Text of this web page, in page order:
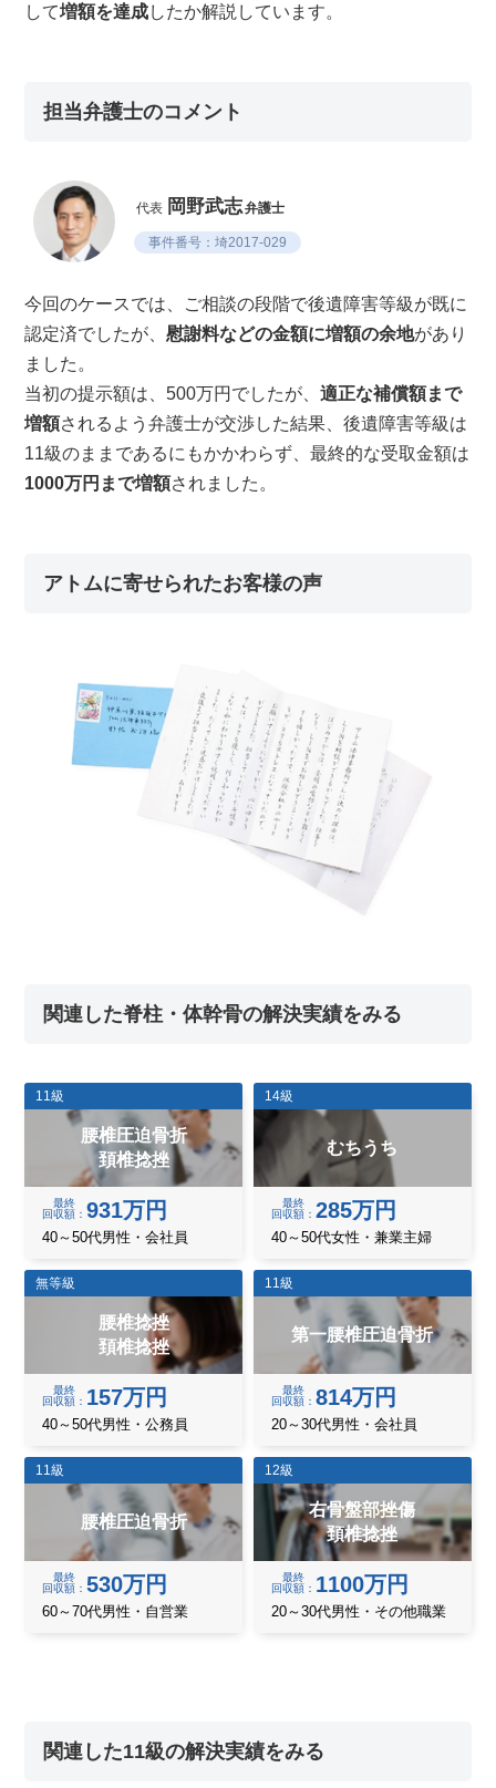
して増額を達成したか解説しています。
担当弁護士のコメント
代表 岡野武志弁護士
事件番号：埼2017-029
今回のケースでは、ご相談の段階で後遺障害等級が既に
認定済でしたが、慰謝料などの金額に増額の余地があり
ました。
当初の提示額は、500万円でしたが、適正な補償額まで
増額されるよう弁護士が交渉した結果、後遺障害等級は
11級のままであるにもかかわらず、最終的な受取金額は
1000万円まで増額されました。
アトムに寄せられたお客様の声
関連した脊柱・体幹骨の解決実績をみる
11級
腰椎圧迫骨折
頚椎捻挫
最終
回収額
931万円
40～50代男性・会社員
14級
むちうち
最終
回収額
285万円
40～50代女性・兼業主婦
無等級
腰椎捻挫
頚椎捻挫
最終
回収額
157万円
40～50代男性・公務員
11級
第一腰椎圧迫骨折
最終
回収額
814万円
20～30代男性・会社員
11級
腰椎圧迫骨折
最終
回収額
530万円
60～70代男性・自営業
12級
右骨盤部挫傷
頚椎捻挫
最終
回収額
1100万円
20～30代男性・その他職業
関連した11級の解決実績をみる